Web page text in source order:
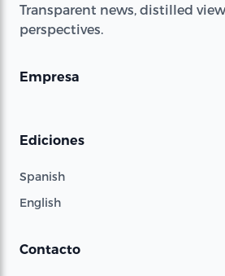
Transparent news, distilled
perspectives.
Empresa
Ediciones
Spanish
English
Contacto